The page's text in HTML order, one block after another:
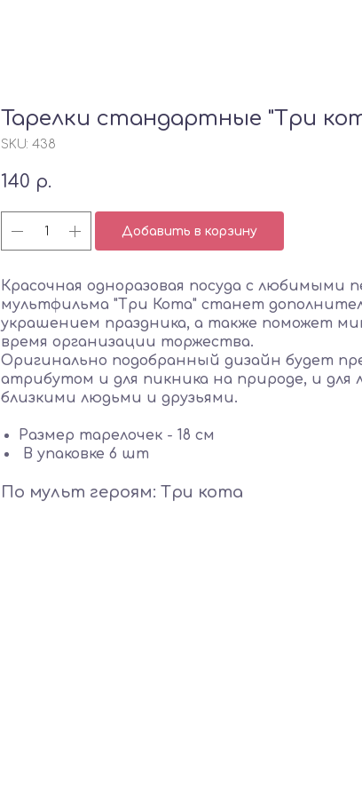
Тарелки стандартные "Три
SKU: 438
140 р.
Добавить в корзину
Красочная одноразовая посуда с любимыми
мультфильма "Три Кота" станет
украшением праздника, а также поможет
время организации торжества.
Оригинально подобранный дизайн будет
атрибутом и для пикника на природе, и для
близкими людьми и друзьями.
Размер тарелочек - 18 см
В упаковке 6 шт
По мульт героям: Три кота